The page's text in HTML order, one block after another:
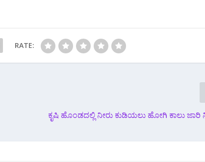
RATE:
ಕೃಷಿ ಹೊಂಡದಲ್ಲಿ ನೀರು ಕುಡಿಯಲು ಹೋಗಿ ಕಾಲು ಜಾರಿ